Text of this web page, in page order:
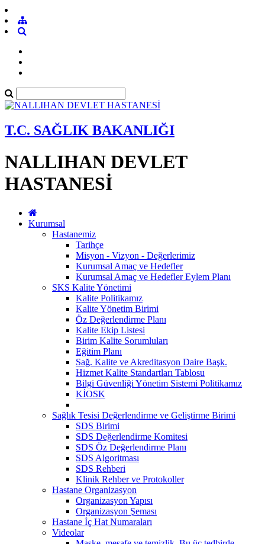
T.C. SAĞLIK BAKANLIĞI
NALLIHAN DEVLET
HASTANESİ
Kurumsal
Hastanemiz
Tarihçe
Misyon - Vizyon - Değerlerimiz
Kurumsal Amaç ve Hedefler
Kurumsal Amaç ve Hedefler Eylem Planı
SKS Kalite Yönetimi
Kalite Politikamız
Kalite Yönetim Birimi
Öz Değerlendirme Planı
Kalite Ekip Listesi
Birim Kalite Sorumluları
Eğitim Planı
Sağ. Kalite ve Akreditasyon Daire Başk.
Hizmet Kalite Standartları Tablosu
Bilgi Güvenliği Yönetim Sistemi Politikamız
KİOSK
Sağlık Tesisi Değerlendirme ve Geliştirme Birimi
SDS Birimi
SDS Değerlendirme Komitesi
SDS Öz Değerlendirme Planı
SDS Algoritması
SDS Rehberi
Klinik Rehber ve Protokoller
Hastane Organizasyon
Organizasyon Yapısı
Organizasyon Şeması
Hastane İç Hat Numaraları
Videolar